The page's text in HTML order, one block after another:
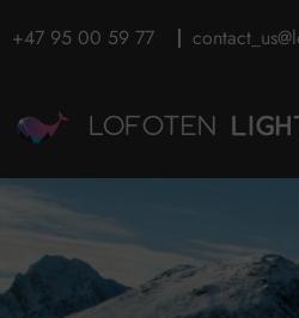
+47 95 00 59 77